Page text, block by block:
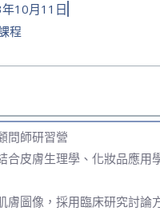
10月11日
程
問師研習營
合皮膚生理學、化妝品應用
膚圖像，採用臨床研究討論